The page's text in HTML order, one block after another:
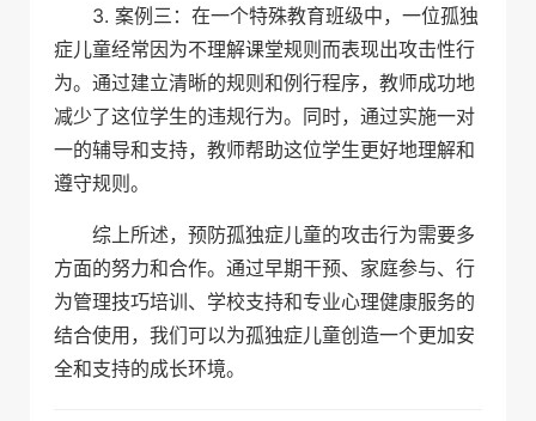
3. 案例三：在一个特殊教育班级中，一位孤独
症儿童经常因为不理解课堂规则而表现出攻击性行
为。通过建立清晰的规则和例行程序，教师成功地
减少了这位学生的违规行为。同时，通过实施一对
一的辅导和支持，教师帮助这位学生更好地理解和
遵守规则。
综上所述，预防孤独症儿童的攻击行为需要多
方面的努力和合作。通过早期干预、家庭参与、行
为管理技巧培训、学校支持和专业心理健康服务的
结合使用，我们可以为孤独症儿童创造一个更加安
全和支持的成长环境。